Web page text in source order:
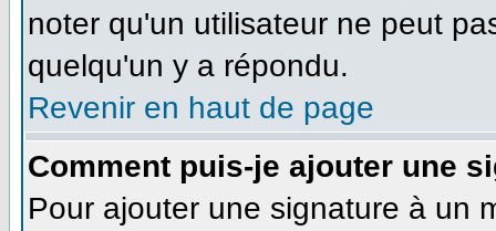
noter qu'un utilisateur ne peut
quelqu'un y a répondu.
Revenir en haut de page
Comment puis-je ajouter une
Pour ajouter une signature à un